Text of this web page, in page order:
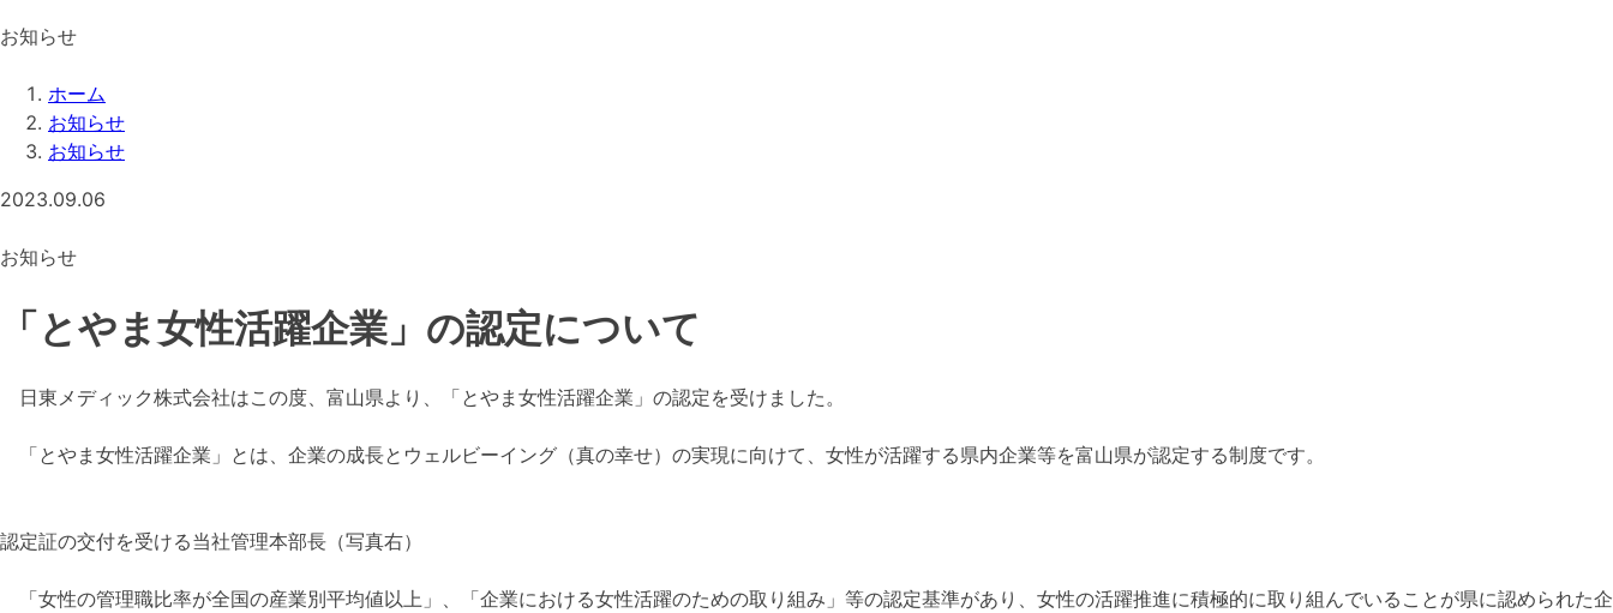
お知らせ
ホーム
お知らせ
お知らせ
2023.09.06
お知らせ
「とやま女性活躍企業」の認定について
日東メディック株式会社はこの度、富山県より、「とやま女性活躍企業」の認定を受けました。
「とやま女性活躍企業」とは、企業の成長とウェルビーイング（真の幸せ）の実現に向けて、女性が活躍する県内企業等を富山県が認定する制度です。
認定証の交付を受ける当社管理本部長（写真右）
「女性の管理職比率が全国の産業別平均値以上」、「企業における女性活躍のための取り組み」等の認定基準があり、女性の活躍推進に積極的に取り組んでいることが県に認められた企